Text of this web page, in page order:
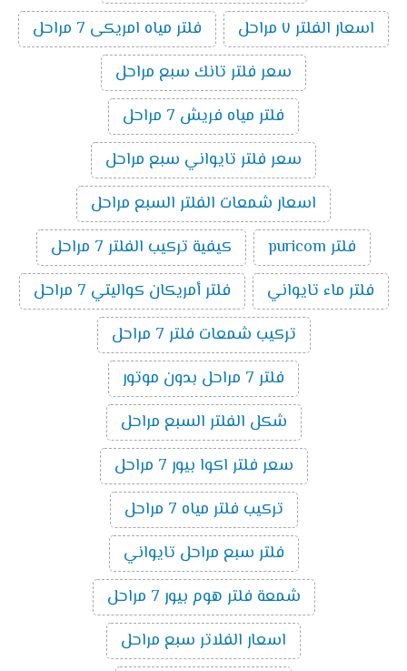
اسعار الفلتر ٧ مراحل
فلتر مياه امريكى 7 مراحل
سعر فلتر تانك سبع مراحل
فلتر مياه فريش 7 مراحل
سعر فلتر تايواني سبع مراحل
اسعار شمعات الفلتر السبع مراحل
فلتر puricom
كيفية تركيب الفلتر 7 مراحل
فلتر ماء تايواني
فلتر أمريكان كواليتي 7 مراحل
تركيب شمعات فلتر 7 مراحل
فلتر 7 مراحل بدون موتور
شكل الفلتر السبع مراحل
سعر فلتر اكوا بيور 7 مراحل
تركيب فلتر مياه 7 مراحل
فلتر سبع مراحل تايواني
شمعة فلتر هوم بيور 7 مراحل
اسعار الفلاتر سبع مراحل